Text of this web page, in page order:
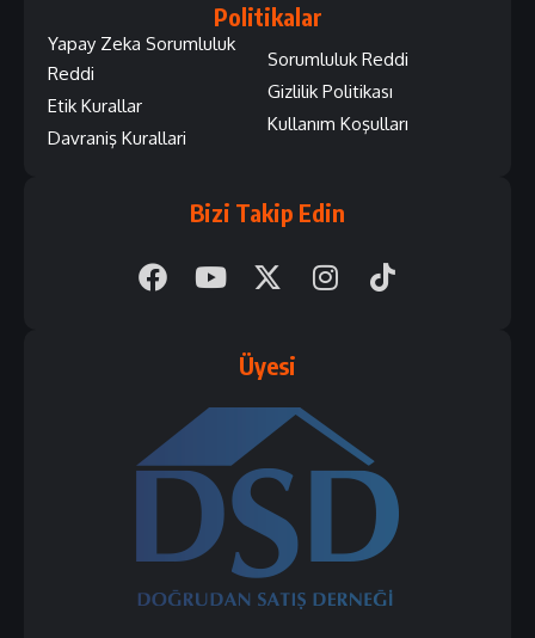
Politikalar
Yapay Zeka Sorumluluk
Reddi
Etik Kurallar
Davraniş Kurallari
Sorumluluk Reddi
Gizlilik Politikası
Kullanım Koşulları
Bizi Takip Edin
Üyesi